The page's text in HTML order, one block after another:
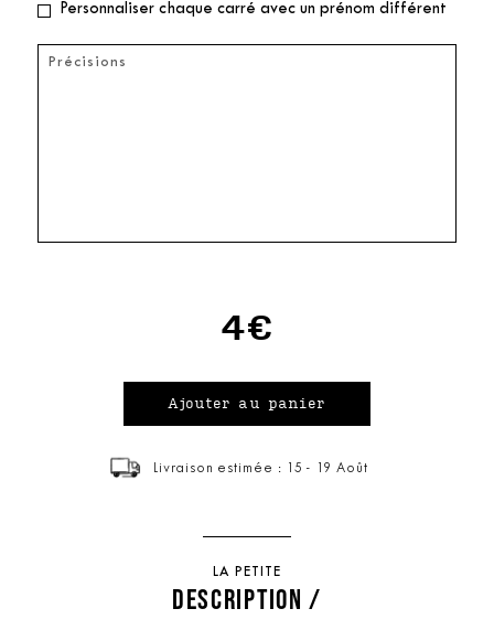
Personnaliser chaque carré avec un prénom différent
4€
Livraison estimée : 15 - 19 Août
LA PETITE
DESCRIPTION /